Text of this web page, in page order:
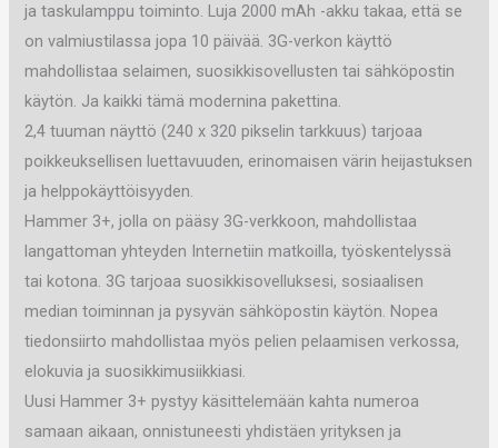
ja taskulamppu toiminto. Luja 2000 mAh -akku takaa, että se
on valmiustilassa jopa 10 päivää. 3G-verkon käyttö
mahdollistaa selaimen, suosikkisovellusten tai sähköpostin
käytön. Ja kaikki tämä modernina pakettina.
2,4 tuuman näyttö (240 x 320 pikselin tarkkuus) tarjoaa
poikkeuksellisen luettavuuden, erinomaisen värin heijastuksen
ja helppokäyttöisyyden.
Hammer 3+, jolla on pääsy 3G-verkkoon, mahdollistaa
langattoman yhteyden Internetiin matkoilla, työskentelyssä
tai kotona. 3G tarjoaa suosikkisovelluksesi, sosiaalisen
median toiminnan ja pysyvän sähköpostin käytön. Nopea
tiedonsiirto mahdollistaa myös pelien pelaamisen verkossa,
elokuvia ja suosikkimusiikkiasi.
Uusi Hammer 3+ pystyy käsittelemään kahta numeroa
samaan aikaan, onnistuneesti yhdistäen yrityksen ja